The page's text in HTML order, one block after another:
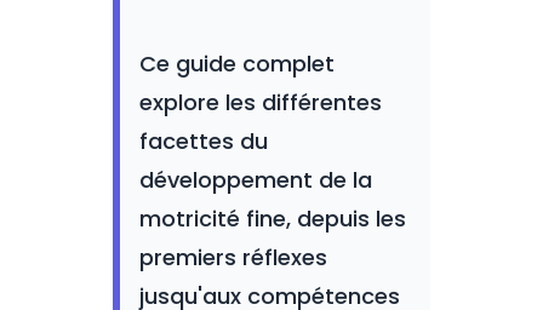
Ce guide complet
explore les différentes
facettes du
développement de la
motricité fine, depuis les
premiers réflexes
jusqu'aux compétences